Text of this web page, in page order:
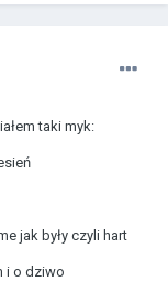
taki myk:
jak były czyli hart
i o dziwo